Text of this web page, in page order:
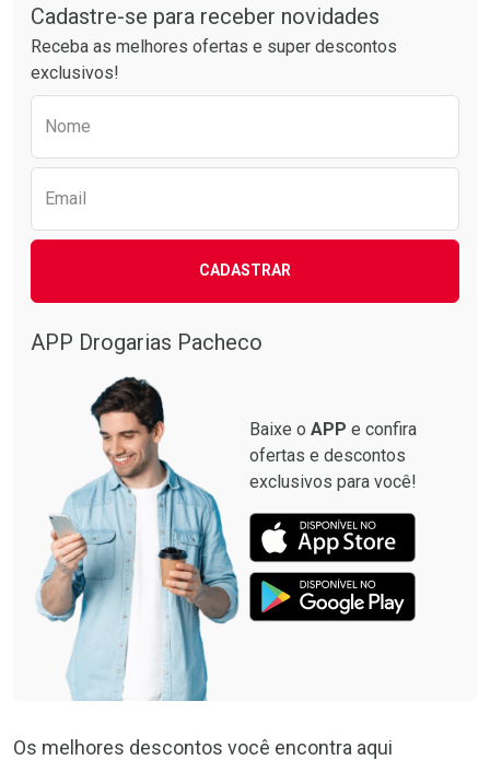
Por R$ 55,19/cada
Por R$ 20,24/cada
Cadastre-se para receber novidades
Receba as melhores ofertas e super descontos
exclusivos!
Nome
Email
CADASTRAR
APP Drogarias Pacheco
Baixe o APP e confira
ofertas e descontos
exclusivos para você!
Os melhores descontos você encontra aqui